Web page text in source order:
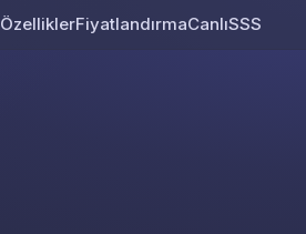
ÖzelliklerFiyatlandırmaCanlıSSS